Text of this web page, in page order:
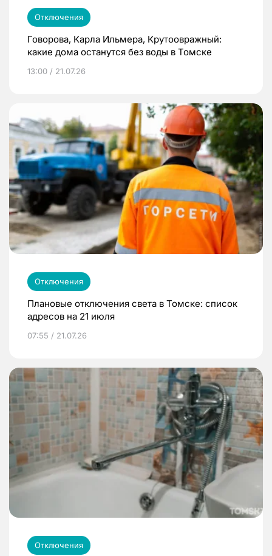
Отключения
Говорова, Карла Ильмера, Крутоовражный:
какие дома останутся без воды в Томске
13:00 / 21.07.26
Отключения
Плановые отключения света в Томске: список
адресов на 21 июля
07:55 / 21.07.26
Отключения